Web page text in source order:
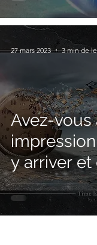
Avez-vous
y arriver et
en faire
27 mars 2023 3 min de